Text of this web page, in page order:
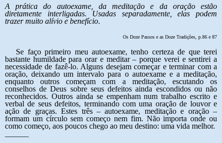
A prática do autoexame, da meditação e da oração estão
diretamente interligadas. Usadas separadamente, elas podem
trazer muito alívio e benefício.
Os Doze Passos e as Doze Tradições, p.86 e 87
Se faço primeiro meu autoexame, tenho certeza de que terei
bastante humildade para orar e meditar – porque verei e sentirei a
necessidade de fazê-lo. Alguns desejam começar e terminar com a
oração, deixando um intervalo para o autoexame e a meditação,
enquanto outros começam com a meditação, escutando os
conselhos de Deus sobre seus defeitos ainda escondidos ou não
reconhecidos. Outros ainda se empenham num trabalho escrito e
verbal de seus defeitos, terminando com uma oração de louvor e
ação de graças. Estes três – autoexame, meditação e oração –
formam um círculo sem começo nem fim. Não importa onde ou
como começo, aos poucos chego ao meu destino: uma vida melhor.